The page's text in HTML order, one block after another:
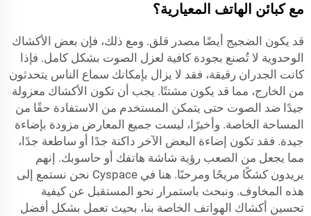
مع كبائن الهاتف المعيارية؟
قد يكون الضجيج أيضًا مصدر قلق. ومع ذلك، فإن بعض الأكشاك
الوحدوية لا تُصنع بجودة كافية لعزل الصوت بشكل كامل. فإذا
كانت الجدران رقيقة، فقد لا يزال بإمكانك سماع الناس يتحدثون
من الخارج، مما قد يكون مشتتًا. يجب أن تكون الأكشاك معزولة
جيدًا ضد الصوت حتى يتمكن المستخدم من الاستفادة حقًا من
المساحة الخاصة. وأخيرًا، ليست جميع المعارض مزودة بإضاءة
جيدة. فقد تكون إضاءة البعض الآخر داكنة جدًا أو ساطعة جدًا،
مما يجعل من الصعب رؤية شاشة هاتفك أو حاسوبك. إنهم
يريدون كشكًا مريحًا ومرحبًا. هنا في Cyspace نحن نستمع إلى
هذه المخاوف. ونبحث باستمرار نحو المستقبل عن كيفية
تحسين أكشاك الهواتف الخاصة بنا، بحيث تعمل بشكل أفضل